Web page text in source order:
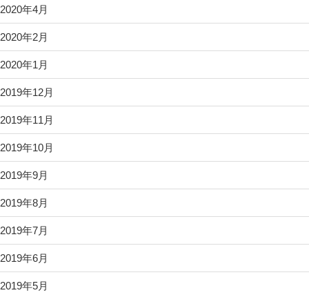
2020年4月
2020年2月
2020年1月
2019年12月
2019年11月
2019年10月
2019年9月
2019年8月
2019年7月
2019年6月
2019年5月